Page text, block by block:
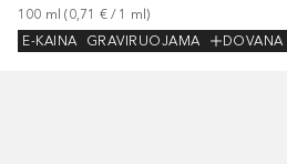
100 ml (0,71 € / 1 ml)
E-KAINA
GRAVIRUOJAMA DOVANA